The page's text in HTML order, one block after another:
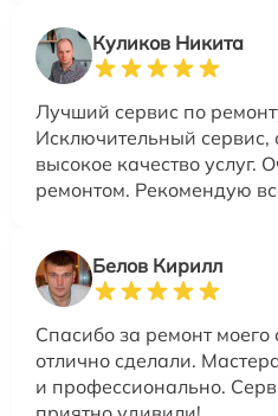
Куликов Никита
Лучший сервис по
Исключительный сервис,
высокое качество услуг.
ремонтом. Рекомендую
Белов Кирилл
Спасибо за ремонт моего
отлично сделали.
и профессионально.